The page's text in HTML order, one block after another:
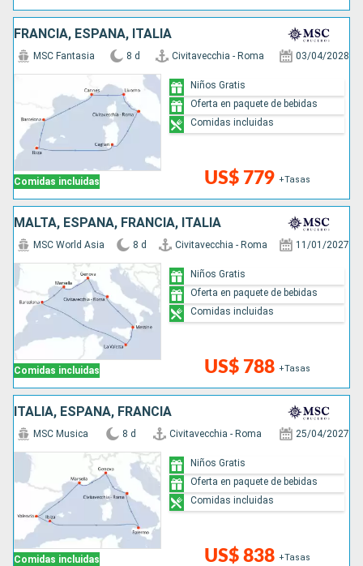
FRANCIA, ESPAÑA, ITALIA
Comidas incluidas
MSC Fantasia 8 d Civitavecchia - Roma 03/04/2028
US$ 779 +Tasas
Niños Gratis
Oferta en paquete de bebidas
Comidas incluidas
MALTA, ESPAÑA, FRANCIA, ITALIA
Comidas incluidas
MSC World Asia 8 d Civitavecchia - Roma 11/01/2027
US$ 788 +Tasas
Niños Gratis
Oferta en paquete de bebidas
Comidas incluidas
ITALIA, ESPAÑA, FRANCIA
Comidas incluidas
MSC Musica 8 d Civitavecchia - Roma 25/04/2027
US$ 838 +Tasas
Niños Gratis
Oferta en paquete de bebidas
Comidas incluidas